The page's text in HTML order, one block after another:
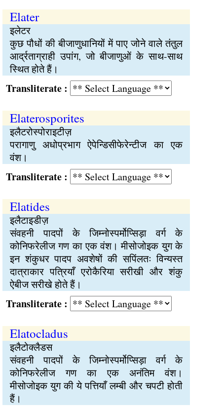
Elater
इलेटर
कुछ पौधों की बीजाणुधानियों में पाए जोने वाले तंतुल
आर्द्रताग्राही उपांग, जो बीजाणुओं के साथ-साथ
स्थित होते हैं।
:
Elaterosporites
इलैटरोस्पोराइटीज़
परागाणु अधोप्रभाग ऐपेन्डिसीफेरेन्टीज का एक
वंश।
:
Elatides
इलैटाइडीज़
संवहनी पादपों के जिम्नोस्पर्मोप्सिड़ा वर्ग के
कोनिफरेलीज गण का एक वंश। मीसोजोइक युग के
इन शंकुधर पादप अवशेषों की सपिंलतः विन्यस्त
दात्राकार पत्रियाँ एरोकैरिया सरीखी और शंकु
ऐबीज सरीखे होते हैं।
:
Elatocladus
इलैटोक्लैडस
संवहनी पादपों के जिम्नोस्पर्मोप्सिड़ा वर्ग के
कोनिफरेलीज गण का एक अनंतिम वंश।
मीसोजोइक युग की ये पत्तियाँ लम्बी और चपटी होती
हैं।